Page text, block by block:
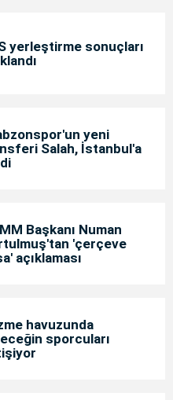
yerleştirme sonuçları
yeni
Salah, İstanbul'a
Başkanı Numan
'çerçeve
açıklaması
havuzunda
sporcuları